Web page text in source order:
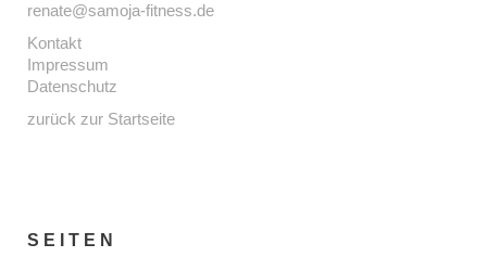
renate@samoja-fitness.de
Kontakt
Impressum
Datenschutz
zurück zur Startseite
SEITEN